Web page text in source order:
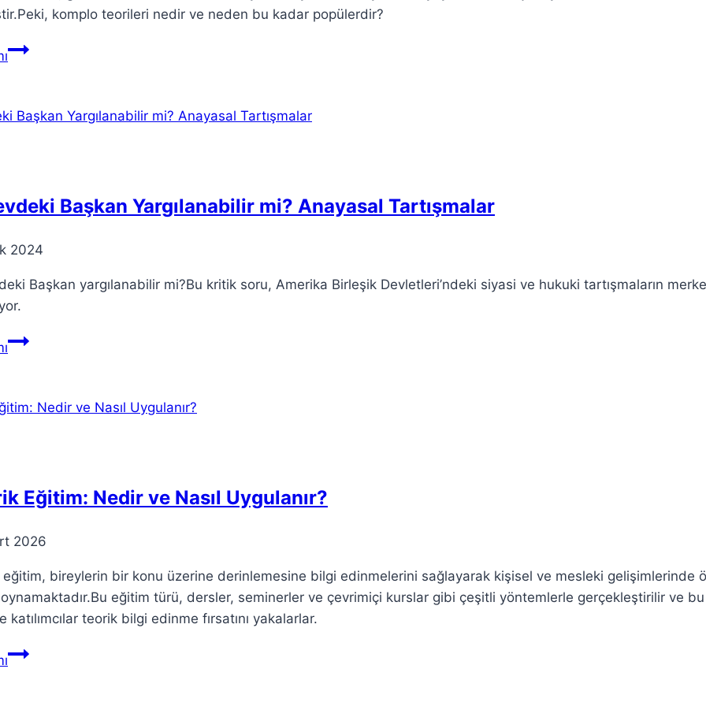
komplo teorileri nedir ve neden bu kadar popülerdir?
Komplo
Neden
Başkan Yargılanabilir mi? Anayasal Tartışmalar
2024
Başkan yargılanabilir mi?Bu kritik soru, Amerika Birleşik Devletleri’ndeki siyasi ve hukuki tartışmaların
Görevdeki
mi?
Eğitim: Nedir ve Nasıl Uygulanır?
2026
eğitim, bireylerin bir konu üzerine derinlemesine bilgi edinmelerini sağlayarak kişisel ve mesleki gelişimlerinde
eğitim türü, dersler, seminerler ve çevrimiçi kurslar gibi çeşitli yöntemlerle gerçekleştirilir ve bu
katılımcılar teorik bilgi edinme fırsatını yakalarlar.
Teorik